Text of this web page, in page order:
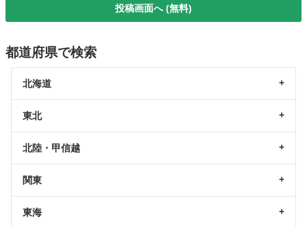
投稿画面へ (無料)
都道府県で検索
北海道
東北
北陸・甲信越
関東
東海